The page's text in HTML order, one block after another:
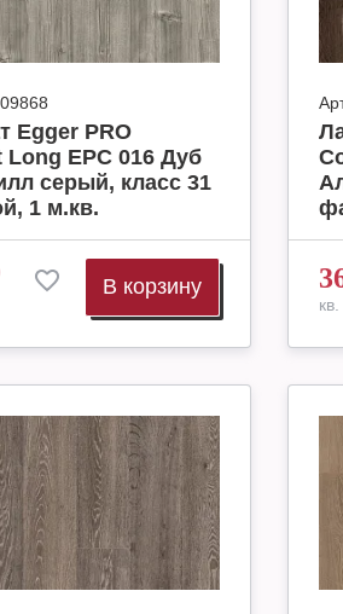
Egger PRO
Long EPC 016 Дуб
серый, класс 31
1 м.кв.
В корзину
кв.